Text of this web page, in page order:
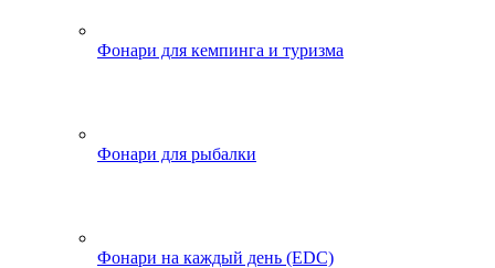
Фонари для кемпинга и туризма
Фонари для рыбалки
Фонари на каждый день (EDC)